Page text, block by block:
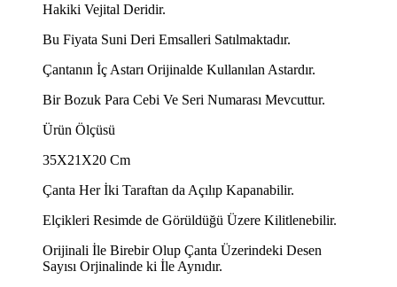
Hakiki Vejital Deridir.
Bu Fiyata Suni Deri Emsalleri Satılmaktadır.
Çantanın İç Astarı Orijinalde Kullanılan Astardır.
Bir Bozuk Para Cebi Ve Seri Numarası Mevcuttur.
Ürün Ölçüsü
35X21X20 Cm
Çanta Her İki Taraftan da Açılıp Kapanabilir.
Elçikleri Resimde de Görüldüğü Üzere Kilitlenebilir.
Orijinali İle Birebir Olup Çanta Üzerindeki Desen
Sayısı Orjinalinde ki İle Aynıdır.